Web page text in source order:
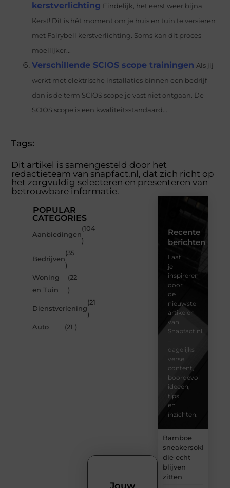
kerstverlichting Eindelijk, het eerst weer bijna
Kerst! Dit is hét moment om je huis en tuin te versieren
met Fairybell kerstverlichting. Soms kan dit proces
moeilijker...
Verschillende SCIOS scope trainingen Als jij
werkt met elektrische installaties binnen een bedrijf
dan is de term SCIOS scope je vast niet ontgaan. De
SCIOS scope is een kwaliteitsstandaard...
Tags:
Dit artikel is samengesteld door het
redactieteam van snapfact.nl, dat zich richt op
het zorgvuldig selecteren en presenteren van
betrouwbare informatie.
POPULAR
CATEGORIES
Aanbiedingen
(104
)
Bedrijven
(35
)
Woning
en Tuin
(22
)
Dienstverlening
(21
)
Auto
(21 )
Recente
berichten
Laat
je
inspireren
door
de
nieuwste
artikelen
van
Snapfact.nl
–
dagelijks
verse
content,
boordevol
ideeën,
tips
en
inzichten.
Bamboe
sneakersokken
die echt
blijven
zitten
Jouw